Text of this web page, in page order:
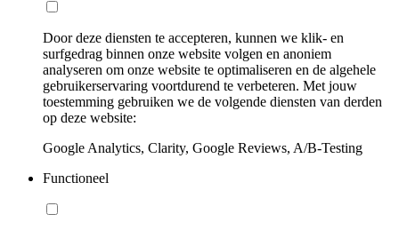
Door deze diensten te accepteren, kunnen we klik- en
surfgedrag binnen onze website volgen en anoniem
analyseren om onze website te optimaliseren en de algehele
gebruikerservaring voortdurend te verbeteren. Met jouw
toestemming gebruiken we de volgende diensten van derden
op deze website:
Google Analytics, Clarity, Google Reviews, A/B-Testing
Functioneel